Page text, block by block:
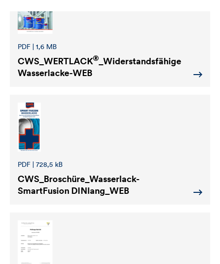
PDF | 1,6 MB
CWS_WERTLACK® _Widerstandsfähige
Wasserlacke-WEB
PDF | 728,5 kB
CWS_Broschüre_Wasserlack-
SmartFusion DINlang_WEB